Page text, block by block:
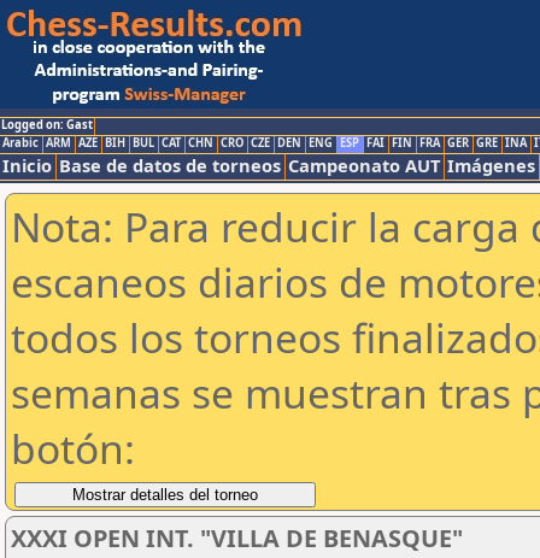
Logged on: Gast
Arabic ARM AZE BIH BUL CAT CHN CRO CZE DEN ENG ESP FAI FIN FRA GER GRE INA
Inicio Base de datos de torneos Campeonato AUT Imágenes
Nota: Para reducir la
escaneos diarios de
todos los torneos
semanas se muestran tras
botón:
XXXI OPEN INT. "VILLA DE BENASQUE"